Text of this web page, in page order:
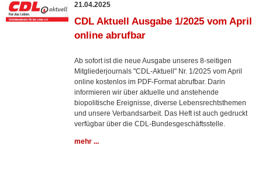
21.04.2025
CDL Aktuell Ausgabe 1/2025 vom April
online abrufbar
Ab sofort ist die neue Ausgabe unseres 8-seitigen
Mitgliederjournals "CDL-Aktuell" Nr. 1/2025 vom April
online kostenlos im PDF-Format abrufbar. Darin
informieren wir über aktuelle und anstehende
biopolitische Ereignisse, diverse Lebensrechtsthemen
und unsere Verbandsarbeit. Das Heft ist auch gedruckt
verfügbar über die CDL-Bundesgeschäftsstelle.
mehr ...